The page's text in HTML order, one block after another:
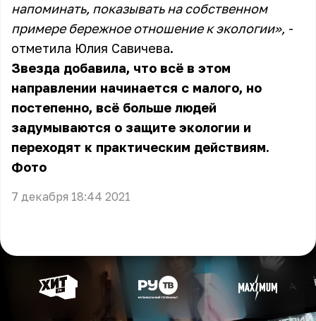
напоминать, показывать на собственном
примере бережное отношение к экологии», -
отметила Юлия Савичева.
Звезда добавила, что всё в этом
направлении начинается с малого, но
постепенно, всё больше людей
задумываются о защите экологии и
переходят к практическим действиям.
Фото
7 декабря 18:44 2021